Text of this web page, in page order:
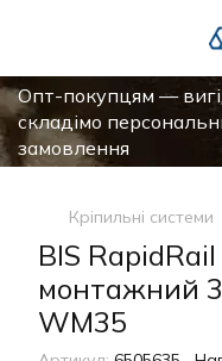
Опт-покупцям —
складімо
замовлення
Кріпильні системи
BIS
монтажний
WM35